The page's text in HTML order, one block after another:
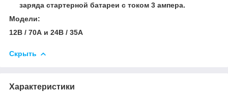
заряда стартерной батареи с током 3 ампера.
Модели:
12В / 70А и 24В / 35А
Скрыть
Характеристики